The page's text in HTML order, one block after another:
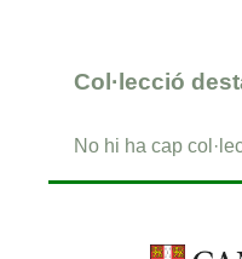
Col·lecció
No hi ha cap